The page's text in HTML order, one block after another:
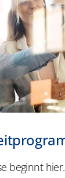
beginnt